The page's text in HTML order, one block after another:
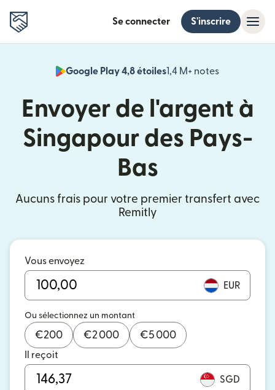
Se connecter S'inscrire
Google Play 4,8 étoiles1,4 M+ notes
Envoyer de l'argent à
Singapour des Pays-
Bas
Aucuns frais pour votre premier transfert avec
Remitly
Vous envoyez
EUR
Ou sélectionnez un montant
€200 €2 000 €5 000
Il reçoit
SGD